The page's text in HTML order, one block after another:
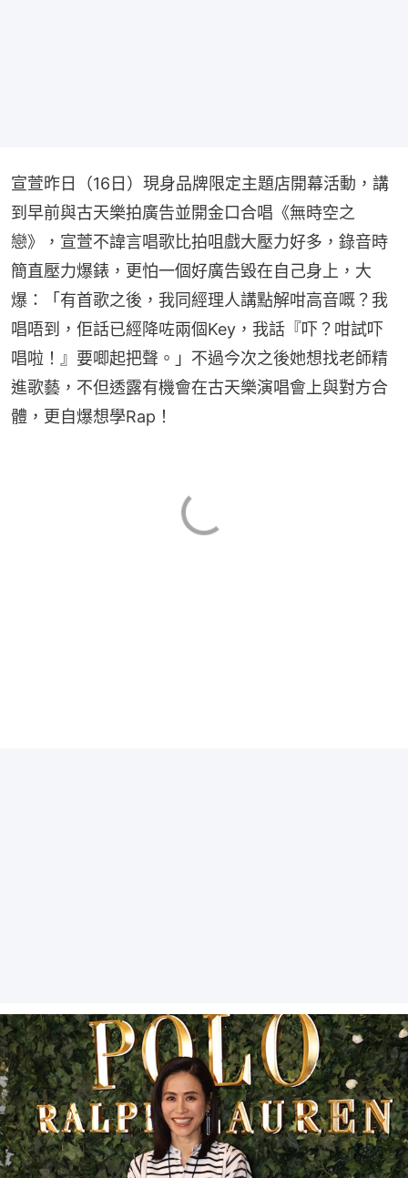
宣萱昨日（16日）現身品牌限定主題店開幕活動，講
到早前與古天樂拍廣告並開金口合唱《無時空之
戀》，宣萱不諱言唱歌比拍咀戲大壓力好多，錄音時
簡直壓力爆錶，更怕一個好廣告毀在自己身上，大
爆：「有首歌之後，我同經理人講點解咁高音嘅？我
唱唔到，佢話已經降咗兩個Key，我話『吓？咁試吓
唱啦！』要唧起把聲。」不過今次之後她想找老師精
進歌藝，不但透露有機會在古天樂演唱會上與對方合
體，更自爆想學Rap！